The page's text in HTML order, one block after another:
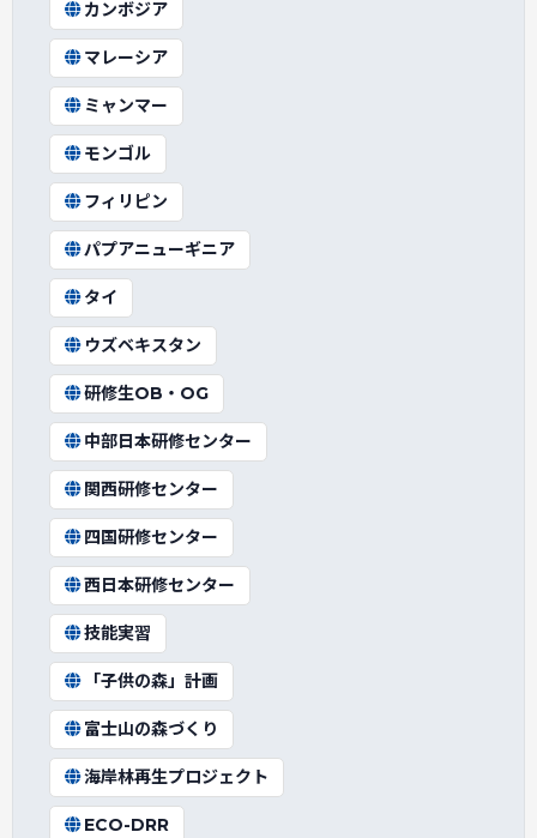
カンボジア
マレーシア
ミャンマー
モンゴル
フィリピン
パプアニューギニア
タイ
ウズベキスタン
研修生OB・OG
中部日本研修センター
関西研修センター
四国研修センター
西日本研修センター
技能実習
「子供の森」計画
富士山の森づくり
海岸林再生プロジェクト
ECO-DRR